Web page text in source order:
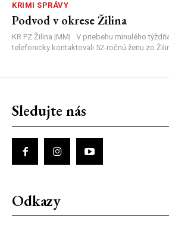
KRIMI SPRÁVY
Podvod v okrese Žilina
KR PZ Žilina |MM| V priebehu minulého
telefonicky kontaktovali 52-ročnú ženu zo
Sledujte nás
Odkazy